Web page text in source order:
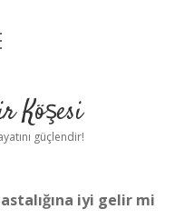
Köşesi
güçlendir!
iyi gelir mi